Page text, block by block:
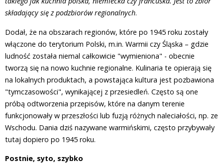
składający się z podzbiorów regionalnych.
Dodał, że na obszarach regionów, które po 1945 roku zostały
włączone do terytorium Polski, m.in. Warmii czy Śląska – gdzie
ludność została niemal całkowicie "wymieniona" - obecnie
tworzą się na nowo kuchnie regionalne. Kulinaria te opierają się
na lokalnych produktach, a powstająca kultura jest pozbawiona
"tymczasowości", wynikającej z przesiedleń. Często są one
próbą odtworzenia przepisów, które na danym terenie
funkcjonowały w przeszłości lub fuzją różnych naleciałości, np. ze
Wschodu. Dania dziś nazywane warmińskimi, często przybywały
tutaj dopiero po 1945 roku.
Postnie, syto, szybko